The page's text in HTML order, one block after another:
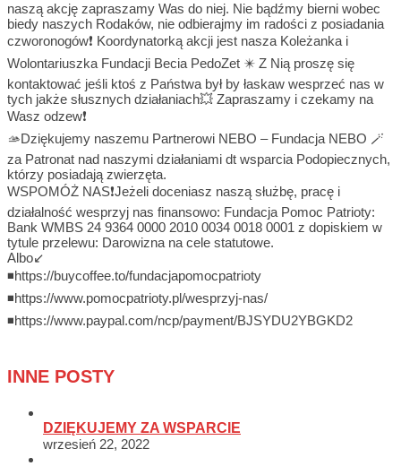
naszą akcję zapraszamy Was do niej. Nie bądźmy bierni wobec
biedy naszych Rodaków, nie odbierajmy im radości z posiadania
czworonogów❗ Koordynatorką akcji jest nasza Koleżanka i
Wolontariuszka Fundacji Becia PedoZet ✴️ Z Nią proszę się
kontaktować jeśli ktoś z Państwa był by łaskaw wesprzeć nas w
tych jakże słusznych działaniach💥 Zapraszamy i czekamy na
Wasz odzew❗
🫴Dziękujemy naszemu Partnerowi NEBO – Fundacja NEBO 🪄
za Patronat nad naszymi działaniami dt wsparcia Podopiecznych,
którzy posiadają zwierzęta.
WSPOMÓŻ NAS❗Jeżeli doceniasz naszą służbę, pracę i
działalność wesprzyj nas finansowo: Fundacja Pomoc Patrioty:
Bank WMBS 24 9364 0000 2010 0034 0018 0001 z dopiskiem w
tytule przelewu: Darowizna na cele statutowe.
Albo↙️
◾https://buycoffee.to/fundacjapomocpatrioty
◾https://www.pomocpatrioty.pl/wesprzyj-nas/
◾https://www.paypal.com/ncp/payment/BJSYDU2YBGKD2
INNE POSTY
DZIĘKUJEMY ZA WSPARCIE
wrzesień 22, 2022